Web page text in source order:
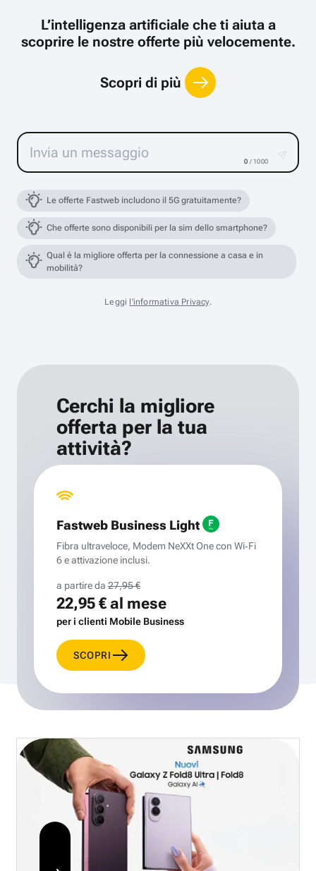
L’intelligenza artificiale che ti aiuta a
scoprire le nostre offerte più velocemente.
Scopri di più
0 / 1000
Le offerte Fastweb includono il 5G gratuitamente?
Che offerte sono disponibili per la sim dello smartphone?
Qual è la migliore offerta per la connessione a casa e in
mobilità?
Leggi l'informativa Privacy.
Cerchi la migliore
offerta per la tua
attività?
Fastweb Business Light
Fibra ultraveloce, Modem NeXXt One con Wi‑Fi
6 e attivazione inclusi.
a partire da 27,95 €
22,95 €al mese
per i clienti Mobile Business
SCOPRI